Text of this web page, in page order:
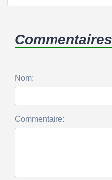
Commentaires
Nom:
Commentaire: